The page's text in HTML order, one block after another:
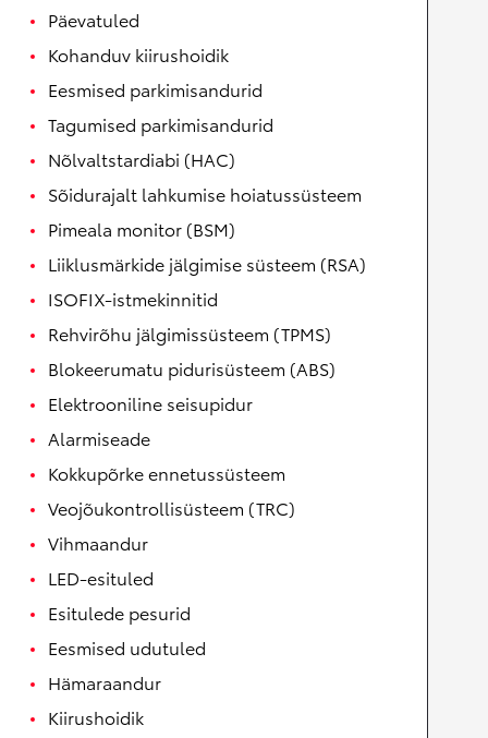
Päevatuled
Kohanduv kiirushoidik
Eesmised parkimisandurid
Tagumised parkimisandurid
Nõlvaltstardiabi (HAC)
Sõidurajalt lahkumise hoiatussüsteem
Pimeala monitor (BSM)
Liiklusmärkide jälgimise süsteem (RSA)
ISOFIX-istmekinnitid
Rehvirõhu jälgimissüsteem (TPMS)
Blokeerumatu pidurisüsteem (ABS)
Elektrooniline seisupidur
Alarmiseade
Kokkupõrke ennetussüsteem
Veojõukontrollisüsteem (TRC)
Vihmaandur
LED-esituled
Esitulede pesurid
Eesmised udutuled
Hämaraandur
Kiirushoidik